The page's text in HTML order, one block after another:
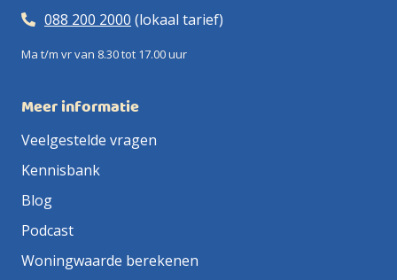
088 200 2000 (lokaal tarief)
Ma t/m vr van 8.30 tot 17.00 uur
Meer informatie
Veelgestelde vragen
Kennisbank
Blog
Podcast
Woningwaarde berekenen